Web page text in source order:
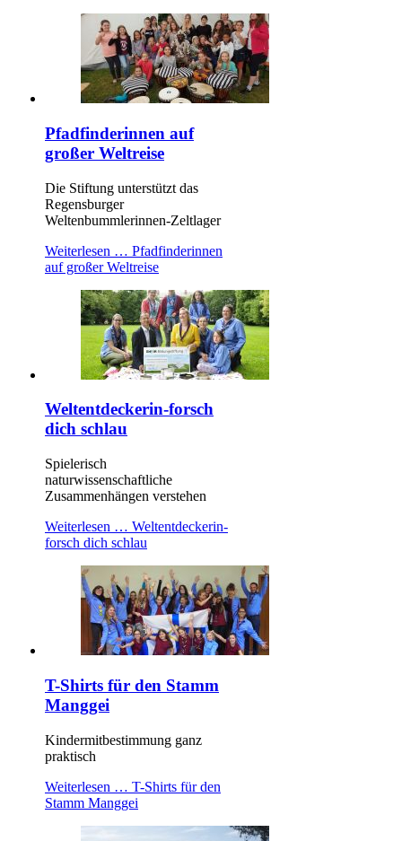
Pfadfinderinnen auf
großer Weltreise
Die Stiftung unterstützt das
Regensburger
Weltenbummlerinnen-Zeltlager
Weiterlesen … Pfadfinderinnen
auf großer Weltreise
Weltentdeckerin-forsch
dich schlau
Spielerisch
naturwissenschaftliche
Zusammenhängen verstehen
Weiterlesen … Weltentdeckerin-
forsch dich schlau
T-Shirts für den Stamm
Manggei
Kindermitbestimmung ganz
praktisch
Weiterlesen … T-Shirts für den
Stamm Manggei